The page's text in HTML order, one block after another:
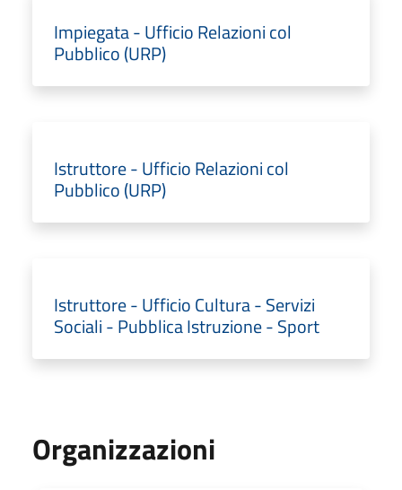
Impiegata - Ufficio Relazioni col
Pubblico (URP)
Istruttore - Ufficio Relazioni col
Pubblico (URP)
Istruttore - Ufficio Cultura - Servizi
Sociali - Pubblica Istruzione - Sport
Organizzazioni